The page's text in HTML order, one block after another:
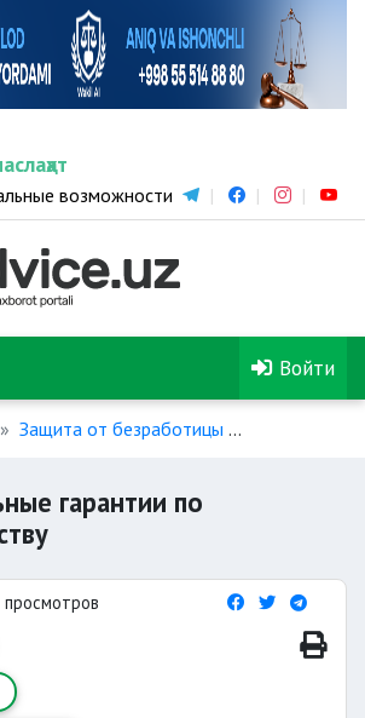
возможности
Войти
Защита от безработицы
гарантии по
просмотров